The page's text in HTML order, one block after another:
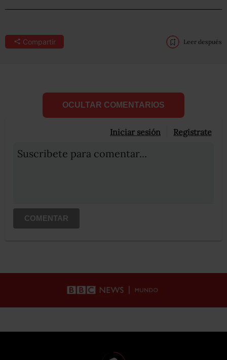
Compartir Leer después
OCULTAR COMENTARIOS
Iniciar sesión Registrate
Suscribete para comentar...
COMENTAR